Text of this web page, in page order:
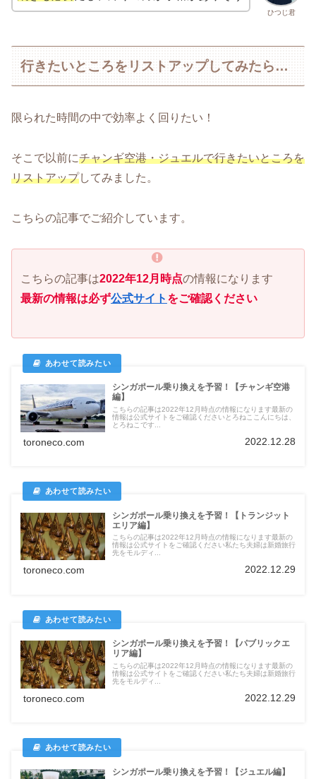
ひつじ君
行きたいところをリストアップしてみたら…
限られた時間の中で効率よく回りたい！
そこで以前にチャンギ空港・ジュエルで行きたいところを
リストアップしてみました。
こちらの記事でご紹介しています。
こちらの記事は2022年12月時点の情報になります
最新の情報は必ず公式サイト をご確認ください
シンガポール乗り換えを予習！【チャンギ空港
編】
こちらの記事は2022年12月時点の情報になります最新の
情報は公式サイトをご確認くださいとろねここんにちは、
とろねこです...
toroneco.com 2022.12.28
シンガポール乗り換えを予習！【トランジット
エリア編】
こちらの記事は2022年12月時点の情報になります最新の
情報は公式サイトをご確認ください私たち夫婦は新婚旅行
先をモルディ...
toroneco.com 2022.12.29
シンガポール乗り換えを予習！【パブリックエ
リア編】
こちらの記事は2022年12月時点の情報になります最新の
情報は公式サイトをご確認ください私たち夫婦は新婚旅行
先をモルディ...
toroneco.com 2022.12.29
シンガポール乗り換えを予習！【ジュエル編】